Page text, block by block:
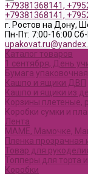
+79381368141,
+79381368141,
г. Ростов на Дону,
Пн-Пт: 7:00-16:00
Каталог товаров
1 сентября, День
Бумага упаковочная
Кашпо и ящики ДВП
Кашпо и ящики из
Корзины плетеные,
Коробки сумки и
Лента
МАМЕ, Мамочке,
Пленка прозрачная
Товар для
Топперы для торта
Коробки